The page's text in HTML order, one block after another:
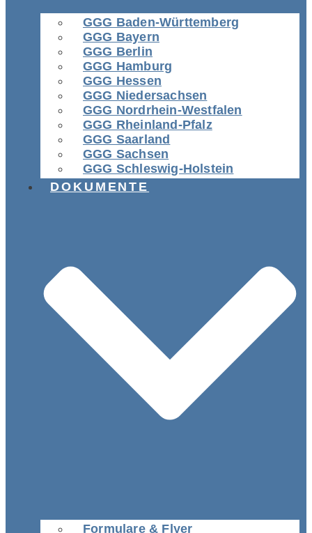
GGG Baden-Württemberg
GGG Bayern
GGG Berlin
GGG Hamburg
GGG Hessen
GGG Niedersachsen
GGG Nordrhein-Westfalen
GGG Rheinland-Pfalz
GGG Saarland
GGG Sachsen
GGG Schleswig-Holstein
DOKUMENTE
Formulare & Flyer